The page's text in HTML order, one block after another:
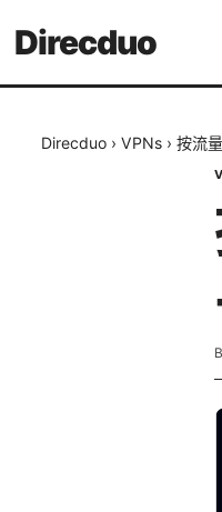
Direcduo
Direcduo › VPNs › 按流